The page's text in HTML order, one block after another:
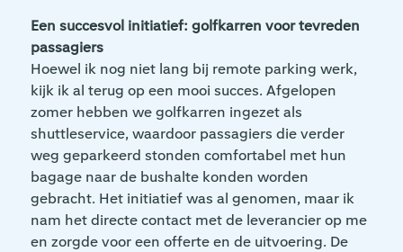
Een succesvol initiatief: golfkarren voor tevreden
passagiers
Hoewel ik nog niet lang bij remote parking werk,
kijk ik al terug op een mooi succes. Afgelopen
zomer hebben we golfkarren ingezet als
shuttleservice, waardoor passagiers die verder
weg geparkeerd stonden comfortabel met hun
bagage naar de bushalte konden worden
gebracht. Het initiatief was al genomen, maar ik
nam het directe contact met de leverancier op me
en zorgde voor een offerte en de uitvoering. De